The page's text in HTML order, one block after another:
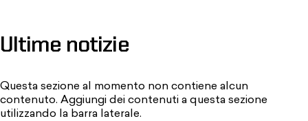
Ultime notizie
Questa sezione al momento non contiene alcun
contenuto. Aggiungi dei contenuti a questa sezione
utilizzando la barra laterale.